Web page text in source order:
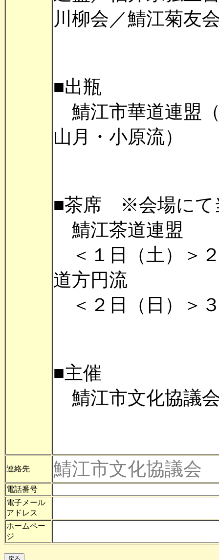
川柳会／鯖江菊友
■出瓶
鯖江市華道連盟
山月・小原流）
■茶席 ※会場にて
鯖江茶道連盟
＜１日（土）＞
道方円流
＜２日（日）＞
■主催
鯖江市文化協議
連絡先 鯖江市文化協議会
電話番号
電子メール
アドレス
ホームペー
ジ